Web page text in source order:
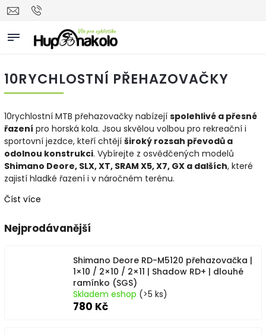
10RYCHLOSTNÍ PŘEHAZOVAČKY
10rychlostní MTB přehazovačky nabízejí spolehlivé a přesné
řazení pro horská kola. Jsou skvělou volbou pro rekreační i
sportovní jezdce, kteří chtějí široký rozsah převodů a
odolnou konstrukci. Vybírejte z osvědčených modelů
Shimano Deore, SLX, XT, SRAM X5, X7, GX a dalších, které
zajistí hladké řazení i v náročném terénu.
Číst více
Nejprodávanější
Shimano Deore RD-M5120 přehazovačka |
1×10 / 2×10 / 2×11 | Shadow RD+ | dlouhé
ramínko (SGS)
Skladem eshop (>5 ks)
780 Kč